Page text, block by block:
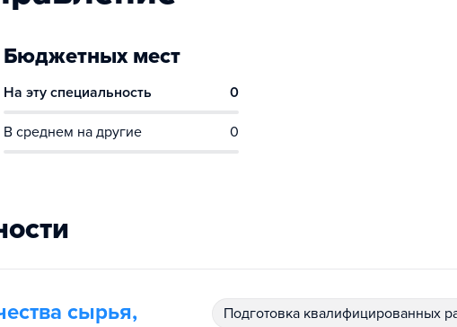
Бюджетных мест
На эту специальность 0
В среднем на другие 0
сырья,
подготовка квалифицированных